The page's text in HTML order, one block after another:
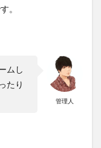
。
管理人
ムし
たり